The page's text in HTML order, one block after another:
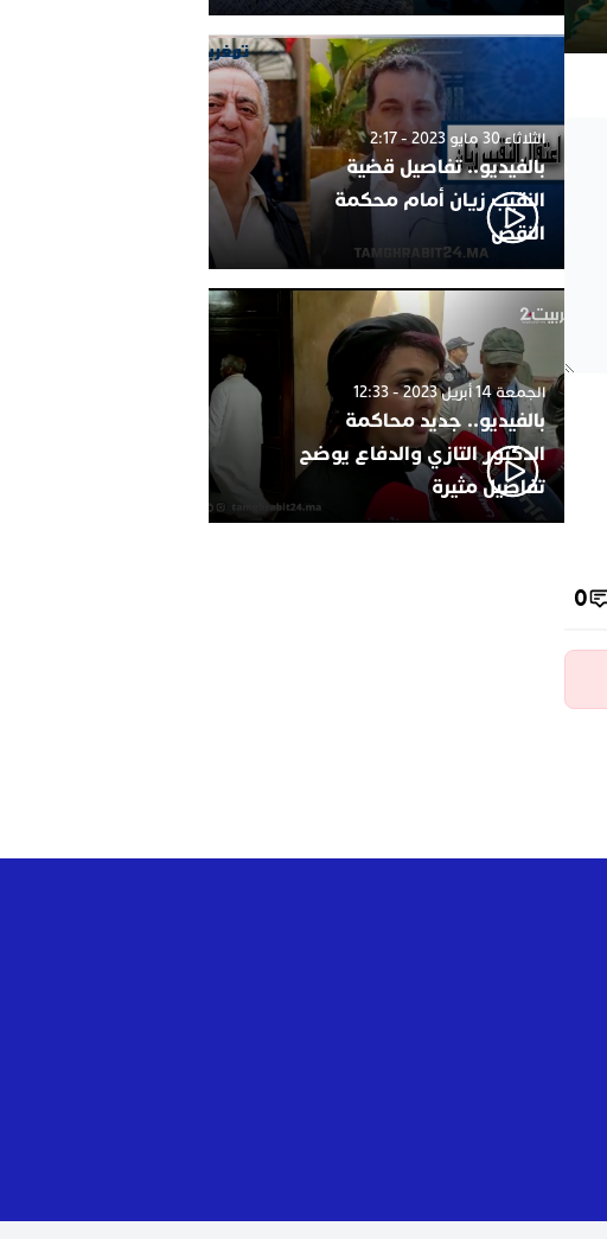
0
الثلاثاء 30 مايو 2023 - 2:17
بالفيديو.. تفاصيل قضية
النقيب زيان أمام محكمة
النقض
الجمعة 14 أبريل 2023 - 12:33
بالفيديو.. جديد محاكمة
الدكتور التازي والدفاع يوضح
تفاصيل مثيرة